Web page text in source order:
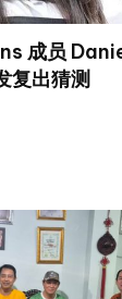
成员
复出猜测